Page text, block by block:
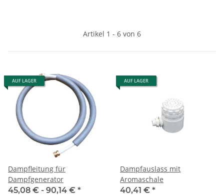
Artikel 1 - 6 von 6
AUF LAGER
Dampfleitung für
Dampfgenerator
45,08 € - 90,14 € *
AUF LAGER
Dampfauslass mit
Aromaschale
40,41 € *